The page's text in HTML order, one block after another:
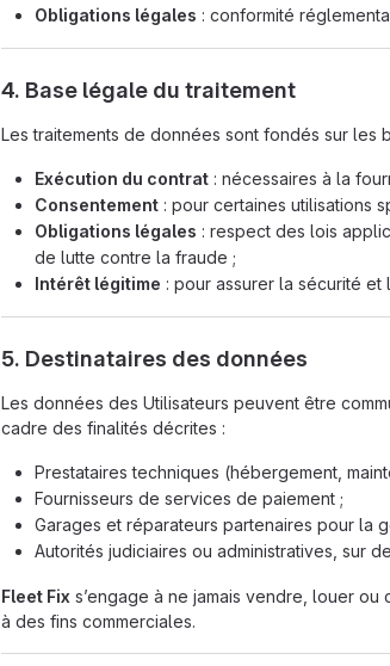
Obligations légales : conformité
4. Base légale du traitement
Les traitements de données sont fondés sur les
Exécution du contrat : nécessaires à la
Consentement : pour certaines utilisations
Obligations légales : respect des lois
de lutte contre la fraude ;
Intérêt légitime : pour assurer la sécurité et
5. Destinataires des données
Les données des Utilisateurs peuvent être
cadre des finalités décrites :
Prestataires techniques (hébergement,
Fournisseurs de services de paiement ;
Garages et réparateurs partenaires pour la
Autorités judiciaires ou administratives, sur
Fleet Fix s’engage à ne jamais vendre, louer
à des fins commerciales.